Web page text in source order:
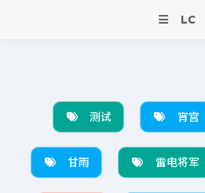
LC
测试 宵宫
甘雨 雷电将军